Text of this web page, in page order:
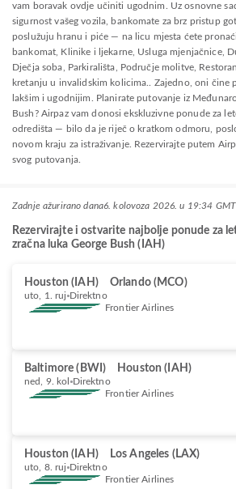
vam boravak ovdje učiniti ugodnim. Uz osnovne
sigurnost vašeg vozila, bankomate za brz pristup
poslužuju hranu i piće — na licu mjesta ćete
bankomat, Klinike i ljekarne, Usluga mjenjačnice,
Dječja soba, Parkirališta, Područje molitve,
kretanju u invalidskim kolicima.. Zajedno, oni čine
lakšim i ugodnijim. Planirate putovanje iz
Bush? Airpaz vam donosi ekskluzivne ponude za
odredišta — bilo da je riječ o kratkom odmoru,
novom kraju za istraživanje. Rezervirajte putem
svog putovanja.
Zadnje ažurirano dana6. kolovoza 2026. u 19:34
Rezervirajte i ostvarite najbolje ponude za
zračna luka George Bush (IAH)
Houston (IAH) Orlando (MCO)
uto, 1. ruj Direktno
Frontier Airlines
Baltimore (BWI) Houston (IAH)
ned, 9. kol Direktno
Frontier Airlines
Houston (IAH) Los Angeles (LAX)
uto, 8. ruj Direktno
Frontier Airlines